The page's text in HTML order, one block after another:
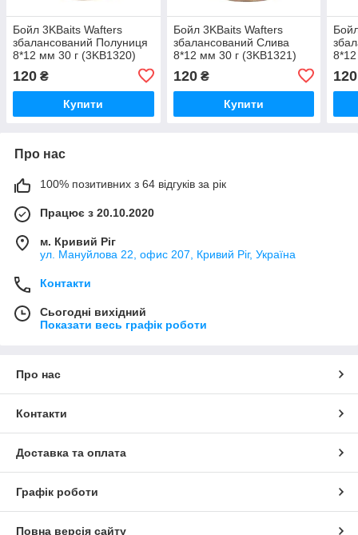
Бойл 3KBaits Wafters
збалансований Полуниця
8*12 мм 30 г (3KB1320)
120 ₴
Купити
Бойл 3KBaits Wafters
збалансований Слива
8*12 мм 30 г (3KB1321)
120₴
Купити
120
Про нас
100% позитивних з 64 відгуків за рік
Працює з 20.10.2020
м. Кривий Ріг
ул. Мануйлова 22, офис 207, Кривий Ріг, Україна
Контакти
Сьогодні вихідний
Показати весь графік роботи
Про нас
Контакти
Доставка та оплата
Графік роботи
Повна версія сайту